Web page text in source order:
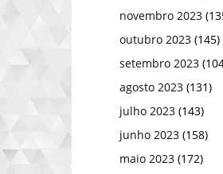
novembro 2023
outubro 2023 (145)
setembro 2023
agosto 2023 (131)
julho 2023 (143)
junho 2023 (158)
maio 2023 (172)